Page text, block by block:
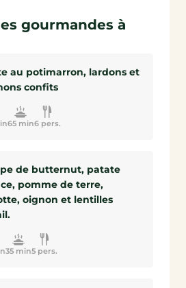
gourmandes à
au potimarron, lardons et
confits
65 min6 pers.
de butternut, patate
pomme de terre,
oignon et lentilles
35 min5 pers.